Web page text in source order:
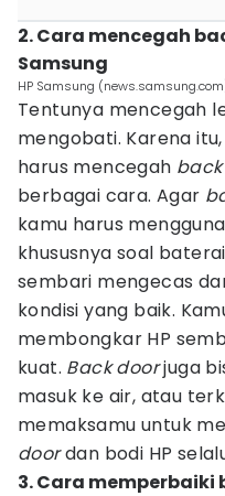
2. Cara mencegah
Samsung
HP Samsung
Tentunya mencegah
mengobati. Karena
harus mencegah
berbagai cara. Agar
kamu harus
khususnya soal
sembari mengecas
kondisi yang baik.
membongkar HP
kuat. Back doorjuga
masuk ke air, atau
memaksamu untuk
doordan bodi HP
3. Cara memperbaiki